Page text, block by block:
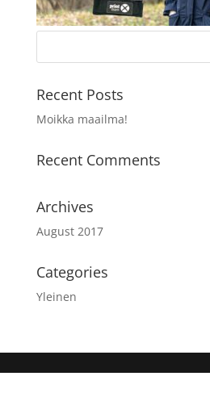
Recent Posts
Moikka maailma!
Recent Comments
Archives
August 2017
Categories
Yleinen